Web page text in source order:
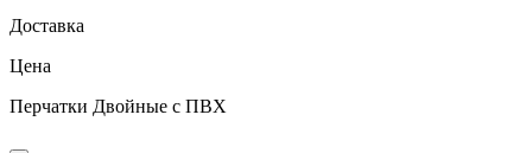
Доставка
Цена
Перчатки Двойные с ПВХ